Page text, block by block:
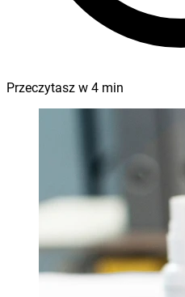
Przeczytasz w 4 min